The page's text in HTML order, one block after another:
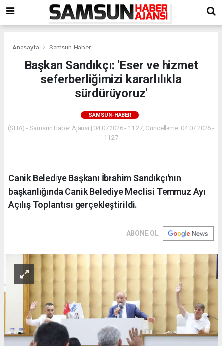
Anasayfa Samsun-Haber
Başkan Sandıkçı: 'Eser ve hizmet
seferberliğimizi kararlılıkla
sürdürüyoruz'
SAMSUN-HABER
(SHA) - Samsun Haber Ajansı | 04.07.2026 - 11:27, Güncelleme: 04.07.2026 -
11:27
Canik Belediye Başkanı İbrahim Sandıkçı'nın
başkanlığında Canik Belediye Meclisi Temmuz Ayı
Açılış Toplantısı gerçekleştirildi.
ABONE OL